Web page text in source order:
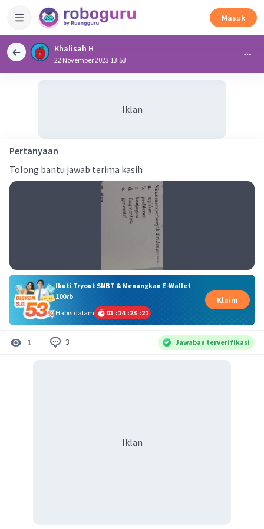
Masuk
Khalisah H
22 November 2023 13:53
Iklan
Pertanyaan
Tolong bantu jawab terima kasih
Ikuti Tryout SNBT & Menangkan E-Wallet
100rb
Habis dalam
01 :14 :23 :20
Klaim
1 3 Jawaban terverifikasi
Iklan